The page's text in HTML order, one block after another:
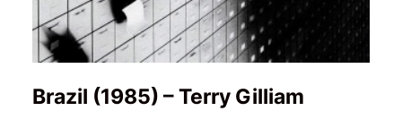
Brazil (1985) – Terry Gilliam